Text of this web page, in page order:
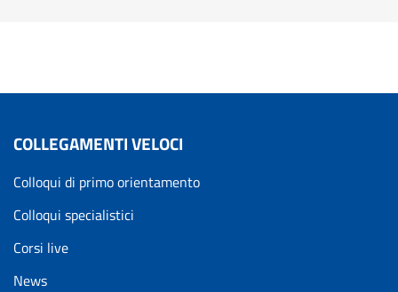
COLLEGAMENTI VELOCI
Colloqui di primo orientamento
Colloqui specialistici
Corsi live
News